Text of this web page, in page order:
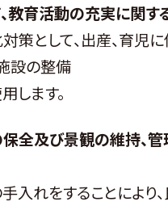
教育活動の充実に関す
策として、出産、育児
設の整備
します。
全及び景観の維持、管
入れをすることにより